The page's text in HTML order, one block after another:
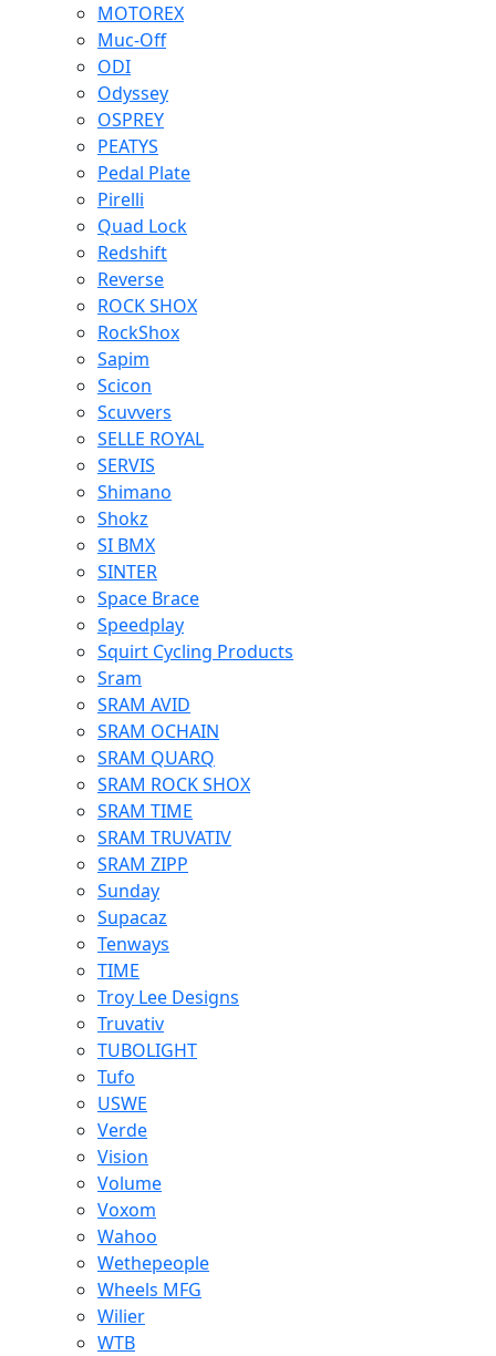
MOTOREX
Muc-Off
ODI
Odyssey
OSPREY
PEATYS
Pedal Plate
Pirelli
Quad Lock
Redshift
Reverse
ROCK SHOX
RockShox
Sapim
Scicon
Scuvvers
SELLE ROYAL
SERVIS
Shimano
Shokz
SI BMX
SINTER
Space Brace
Speedplay
Squirt Cycling Products
Sram
SRAM AVID
SRAM OCHAIN
SRAM QUARQ
SRAM ROCK SHOX
SRAM TIME
SRAM TRUVATIV
SRAM ZIPP
Sunday
Supacaz
Tenways
TIME
Troy Lee Designs
Truvativ
TUBOLIGHT
Tufo
USWE
Verde
Vision
Volume
Voxom
Wahoo
Wethepeople
Wheels MFG
Wilier
WTB